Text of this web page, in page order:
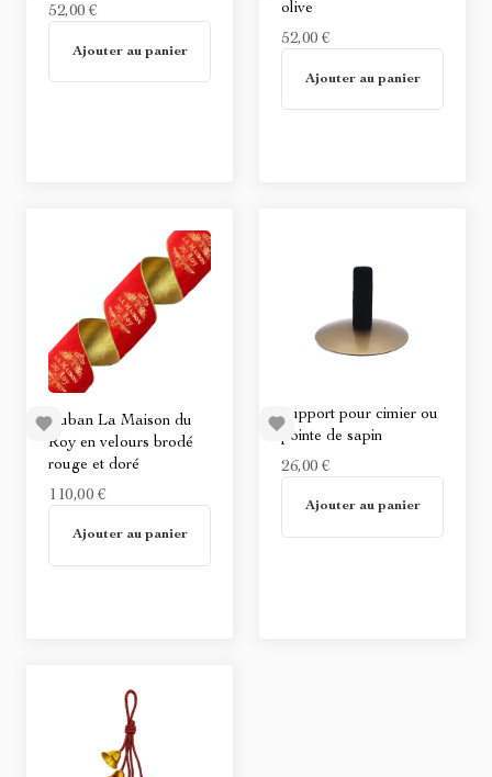
52,00 €
Ajouter au panier
olive
52,00 €
Ajouter au panier
Ruban La Maison du
Roy en velours brodé
rouge et doré
110,00 €
Ajouter au panier
Support pour cimier ou
pointe de sapin
26,00 €
Ajouter au panier